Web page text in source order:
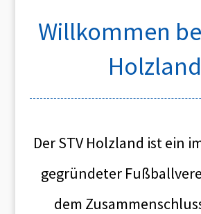
Willkommen
Holzland
Der STV Holzland ist ein
gegründeter
dem